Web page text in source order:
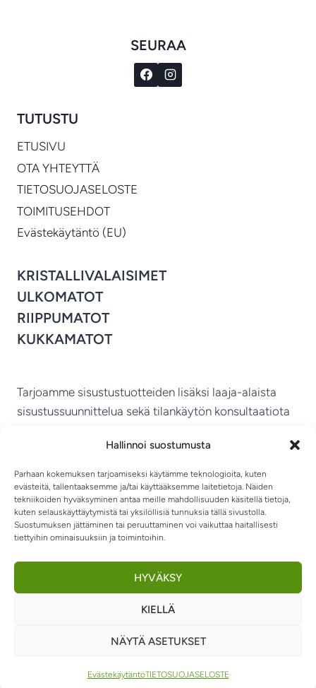
Hallinnoi suostumusta
Parhaan kokemuksen tarjoamiseksi käytämme teknologioita, kuten
evästeitä, tallentaaksemme ja/tai käyttääksemme laitetietoja. Näiden
tekniikoiden hyväksyminen antaa meille mahdollisuuden käsitellä tietoja,
kuten selauskäyttäytymistä tai yksilöllisiä tunnuksia tällä sivustolla.
Suostumuksen jättäminen tai peruuttaminen voi vaikuttaa haitallisesti
tiettyihin ominaisuuksiin ja toimintoihin.
HYVÄKSY
KIELLÄ
NÄYTÄ ASETUKSET
EvästekäytäntöTIETOSUOJASELOSTE
SEURAA
TUTUSTU
ETUSIVU
OTA YHTEYTTÄ
TIETOSUOJASELOSTE
TOIMITUSEHDOT
Evästekäytäntö (EU)
KRISTALLIVALAISIMET
ULKOMATOT
RIIPPUMATOT
KUKKAMATOT
Tarjoamme sisustustuotteiden lisäksi laaja-alaista
sisustussuunnittelua sekä tilankäytön konsultaatiota
MIKKELIN VITRIINI KY
TIETOSUOJASELOSTE
RIIPPUMATOT JA -TUOLIT